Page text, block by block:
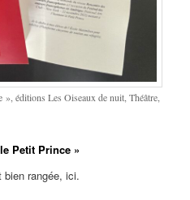
», éditions Les Oiseaux de nuit, Théâtre,
Petit Prince »
rangée, ici.